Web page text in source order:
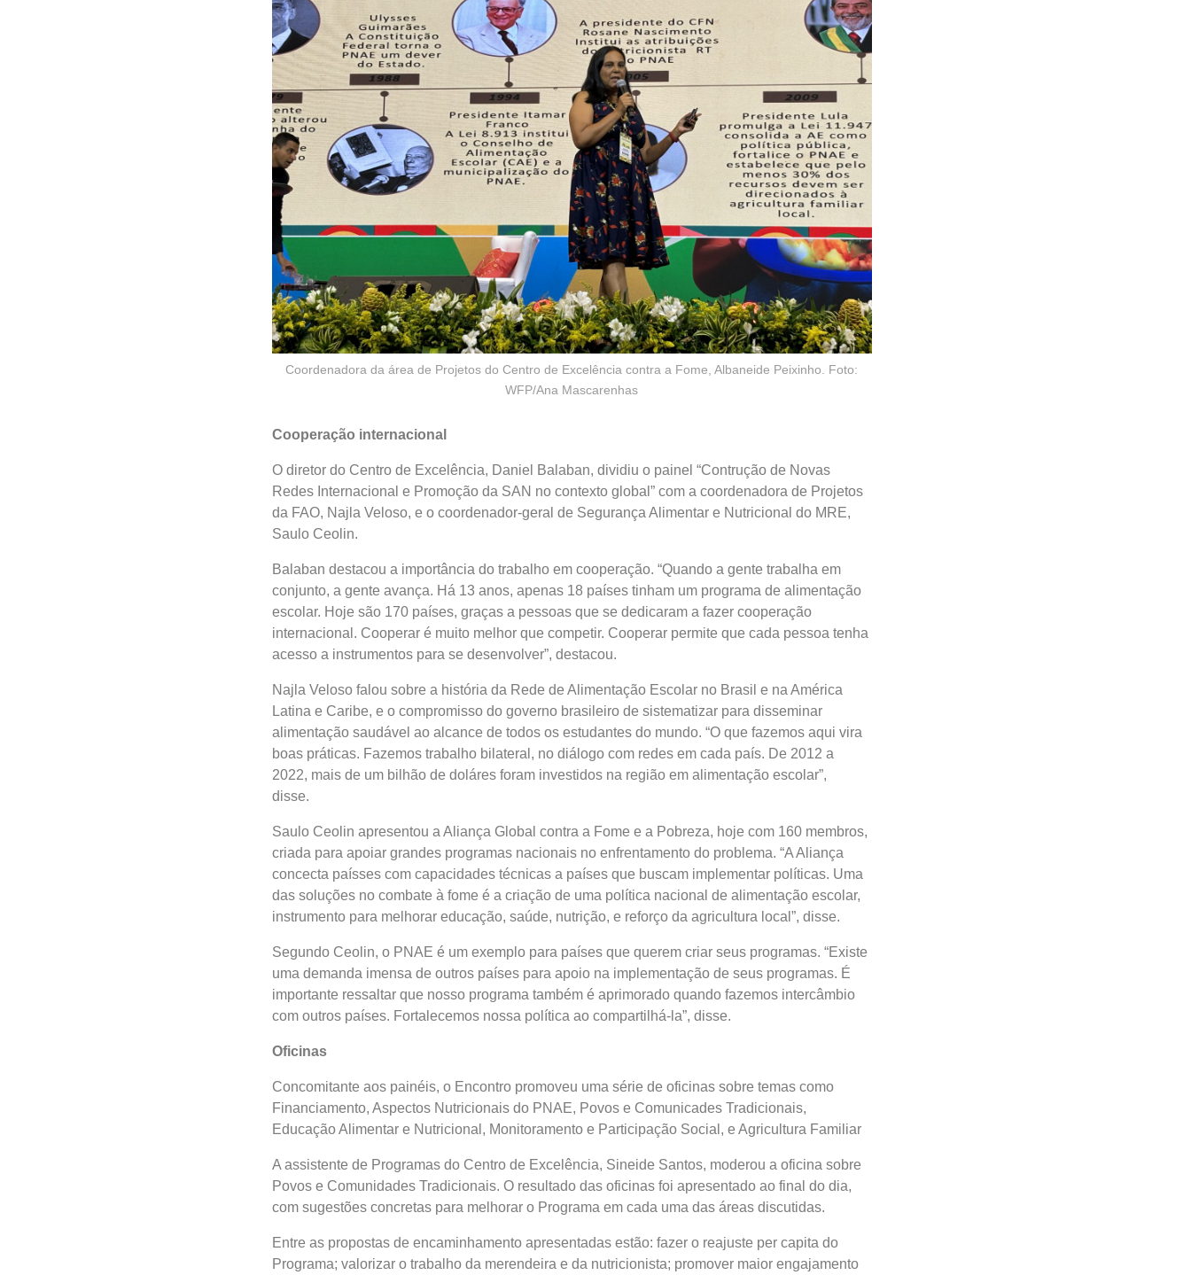
Coordenadora da área de Projetos do Centro de Excelência contra a Fome, Albaneide Peixinho. Foto:
WFP/Ana Mascarenhas
Cooperação internacional
O diretor do Centro de Excelência, Daniel Balaban, dividiu o painel “Contrução de Novas
Redes Internacional e Promoção da SAN no contexto global” com a coordenadora de Projetos
da FAO, Najla Veloso, e o coordenador-geral de Segurança Alimentar e Nutricional do MRE,
Saulo Ceolin.
Balaban destacou a importância do trabalho em cooperação. “Quando a gente trabalha em
conjunto, a gente avança. Há 13 anos, apenas 18 países tinham um programa de alimentação
escolar. Hoje são 170 países, graças a pessoas que se dedicaram a fazer cooperação
internacional. Cooperar é muito melhor que competir. Cooperar permite que cada pessoa tenha
acesso a instrumentos para se desenvolver”, destacou.
Najla Veloso falou sobre a história da Rede de Alimentação Escolar no Brasil e na América
Latina e Caribe, e o compromisso do governo brasileiro de sistematizar para disseminar
alimentação saudável ao alcance de todos os estudantes do mundo. “O que fazemos aqui vira
boas práticas. Fazemos trabalho bilateral, no diálogo com redes em cada país. De 2012 a
2022, mais de um bilhão de doláres foram investidos na região em alimentação escolar”,
disse.
Saulo Ceolin apresentou a Aliança Global contra a Fome e a Pobreza, hoje com 160 membros,
criada para apoiar grandes programas nacionais no enfrentamento do problema. “A Aliança
concecta paísses com capacidades técnicas a países que buscam implementar políticas. Uma
das soluções no combate à fome é a criação de uma política nacional de alimentação escolar,
instrumento para melhorar educação, saúde, nutrição, e reforço da agricultura local”, disse.
Segundo Ceolin, o PNAE é um exemplo para países que querem criar seus programas. “Existe
uma demanda imensa de outros países para apoio na implementação de seus programas. É
importante ressaltar que nosso programa também é aprimorado quando fazemos intercâmbio
com outros países. Fortalecemos nossa política ao compartilhá-la”, disse.
Oficinas
Concomitante aos painéis, o Encontro promoveu uma série de oficinas sobre temas como
Financiamento, Aspectos Nutricionais do PNAE, Povos e Comunicades Tradicionais,
Educação Alimentar e Nutricional, Monitoramento e Participação Social, e Agricultura Familiar
A assistente de Programas do Centro de Excelência, Sineide Santos, moderou a oficina sobre
Povos e Comunidades Tradicionais. O resultado das oficinas foi apresentado ao final do dia,
com sugestões concretas para melhorar o Programa em cada uma das áreas discutidas.
Entre as propostas de encaminhamento apresentadas estão: fazer o reajuste per capita do
Programa; valorizar o trabalho da merendeira e da nutricionista; promover maior engajamento